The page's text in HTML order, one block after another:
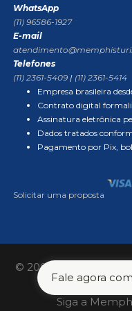
WhatsApp
(11) 96586-1927
E-mail
Telefones
(11) 2361-5409 | (11) 2361-5414
Empresa brasileira
Contrato digital
Assinatura eletrônica
Dados tratados
Pagamento por Pix,
Solicitar uma proposta
© 2001–2026
Ltda. Todos
Siga a
Fale agora